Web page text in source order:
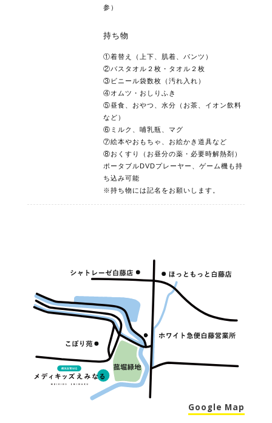
参）
持ち物
①着替え（上下、肌着、パンツ）
②バスタオル２枚・タオル２枚
③ビニール袋数枚（汚れ入れ）
④オムツ・おしりふき
⑤昼食、おやつ、水分（お茶、イオン飲料
など）
⑥ミルク、哺乳瓶、マグ
⑦絵本やおもちゃ、お絵かき道具など
⑧おくすり（お昼分の薬・必要時解熱剤）
ポータブルDVDプレーヤー、ゲーム機も持
ち込み可能
※持ち物には記名をお願いします。
Google Map